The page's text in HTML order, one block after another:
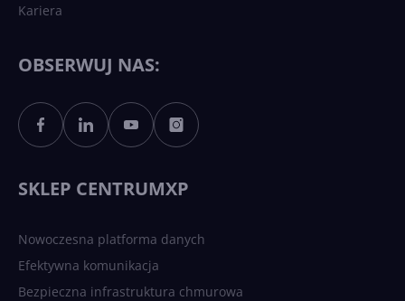
Sztuczna inteligencja po
polsku. Dość barier
Kariera
OBSERWUJ NAS:
SKLEP CENTRUMXP
Nowoczesna platforma danych
Efektywna komunikacja
Bezpieczna infrastruktura chmurowa